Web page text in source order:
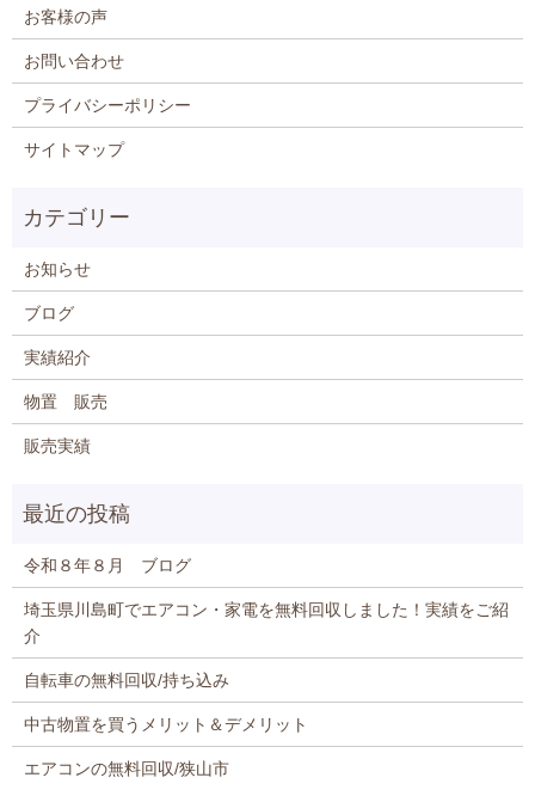
お客様の声
お問い合わせ
プライバシーポリシー
サイトマップ
お知らせ
ブログ
実績紹介
物置 販売
販売実績
令和８年８月 ブログ
埼玉県川島町でエアコン・家電を無料回収しました！実績をご紹
介
自転車の無料回収/持ち込み
中古物置を買うメリット＆デメリット
エアコンの無料回収/狭山市